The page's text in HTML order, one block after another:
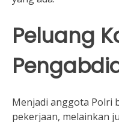
Peluang
Menjadi anggota Polri
pekerjaan, melainkan